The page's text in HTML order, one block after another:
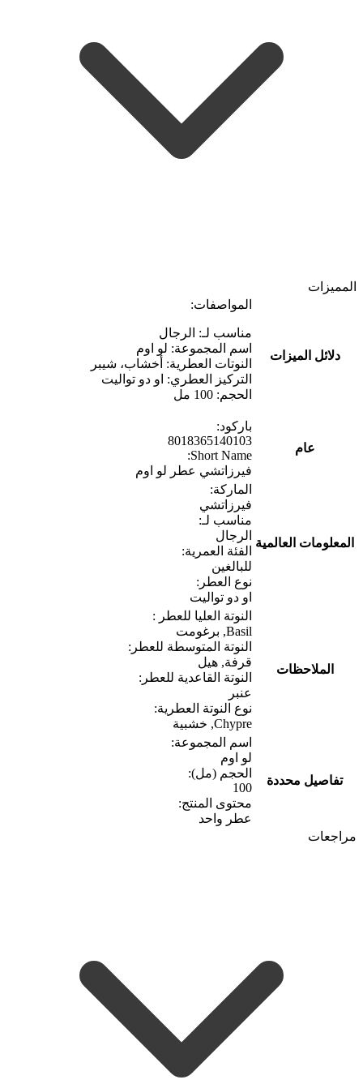
المميزات
دلائل الميزات
المواصفات:
مناسب لـ: الرجال
اسم المجموعة: لو اوم
النوتات العطرية: أخشاب، شيبر
التركيز العطري: او دو تواليت
الحجم: 100 مل
عام
باركود:
8018365140103
Short Name:
فيرزاتشي عطر لو اوم
المعلومات العالمية
الماركة:
فيرزاتشي
مناسب لـ:
الرجال
الفئة العمرية:
للبالغين
نوع العطر:
او دو تواليت
الملاحظات
النوتة العليا للعطر :
Basil, برغومت
النوتة المتوسطة للعطر:
قرفة, هيل
النوتة القاعدية للعطر:
عنبر
نوع النوتة العطرية:
Chypre, خشبية
تفاصيل محددة
اسم المجموعة:
لو اوم
الحجم (مل):
100
محتوى المنتج:
عطر واحد
مراجعات